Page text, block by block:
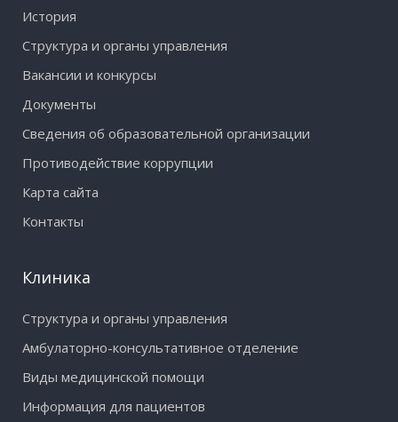
История
Структура и органы управления
Вакансии и конкурсы
Документы
Сведения об образовательной организации
Противодействие коррупции
Карта сайта
Контакты
Клиника
Структура и органы управления
Амбулаторно-консультативное отделение
Виды медицинской помощи
Информация для пациентов